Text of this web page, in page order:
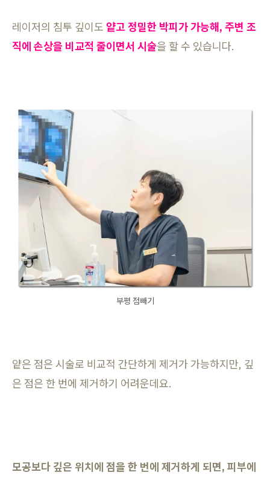
레이저의 침투 깊이도 얕고 정밀한 박피가 가능해, 주변 조
직에 손상을 비교적 줄이면서 시술을 할 수 있습니다.
부평 점빼기
얕은 점은 시술로 비교적 간단하게 제거가 가능하지만, 깊
은 점은 한 번에 제거하기 어려운데요.
모공보다 깊은 위치에 점을 한 번에 제거하게 되면, 피부에